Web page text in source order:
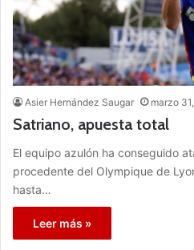
Asier Hernández Saugar marzo
Satriano, apuesta total
El equipo azulón ha conseguido
procedente del Olympique de
hasta…
Leer más »